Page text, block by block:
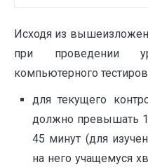
Исходя из
при проведении
компьютерного
для текущего
должно превышать
45 минут (для
на него учащемуся